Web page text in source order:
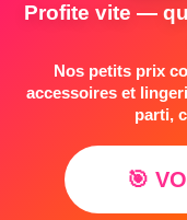
Profite vite —
Nos petits prix
accessoires et
parti,
🎯